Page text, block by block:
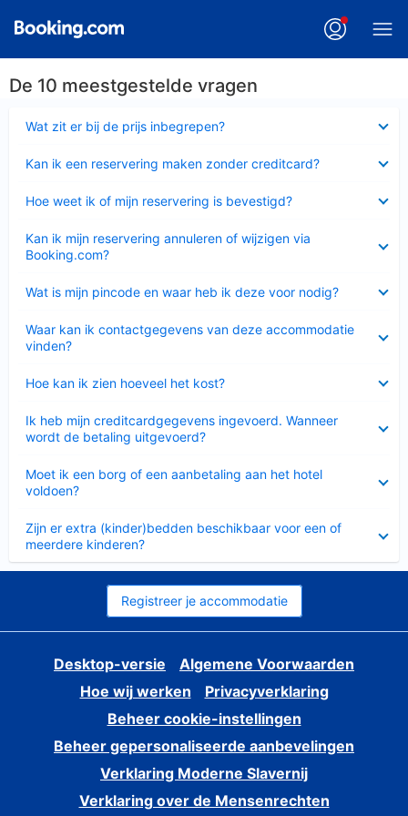
De 10 meestgestelde vragen
Wat zit er bij de prijs inbegrepen?
Kan ik een reservering maken zonder creditcard?
Hoe weet ik of mijn reservering is bevestigd?
Kan ik mijn reservering annuleren of wijzigen via
Booking.com?
Wat is mijn pincode en waar heb ik deze voor nodig?
Waar kan ik contactgegevens van deze accommodatie
vinden?
Hoe kan ik zien hoeveel het kost?
Ik heb mijn creditcardgegevens ingevoerd. Wanneer
wordt de betaling uitgevoerd?
Moet ik een borg of een aanbetaling aan het hotel
voldoen?
Zijn er extra (kinder)bedden beschikbaar voor een of
meerdere kinderen?
Registreer je accommodatie
Desktop-versie
Algemene Voorwaarden
Hoe wij werken
Privacyverklaring
Beheer cookie-instellingen
Beheer gepersonaliseerde aanbevelingen
Verklaring Moderne Slavernij
Verklaring over de Mensenrechten